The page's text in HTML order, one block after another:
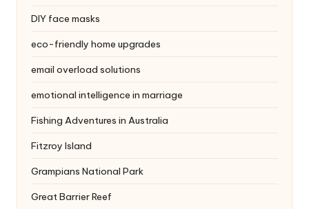
DIY face masks
eco-friendly home upgrades
email overload solutions
emotional intelligence in marriage
Fishing Adventures in Australia
Fitzroy Island
Grampians National Park
Great Barrier Reef